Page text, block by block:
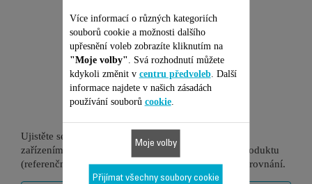
Je vhodné pro 2
produktů
Ujistěte se, že je tato položka kompatibilní s vaším
zařízením/produktem. Zadejte prosím kód vašeho produktu
(referenční číslo) do vyhledávacího pole níže pro porovnání.
Více informací o různých kategoriích
souborů cookie a možnosti dalšího
upřesnění voleb zobrazíte kliknutím na
"Moje volby" . Svá rozhodnutí můžete
kdykoli změnit v centru předvoleb. Další
informace najdete v našich zásadách
používání souborů cookie.
Moje volby
Přijímat všechny soubory cookie